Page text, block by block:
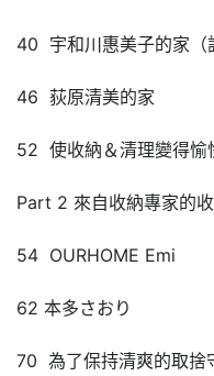
40 宇和川惠美子的家（
46 荻原清美的家
52 使收納＆清理變得愉
Part 2 來自收納專家的
54 OURHOME Emi
62 本多さおり
70 為了保持清爽的取捨